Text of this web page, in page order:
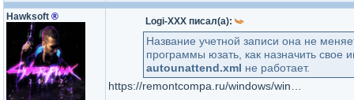
Hawksoft ® Logi-XXX писал(а):
Название учетной записи она не
программы юзать, как назначить свое
autounattend.xml не работает.